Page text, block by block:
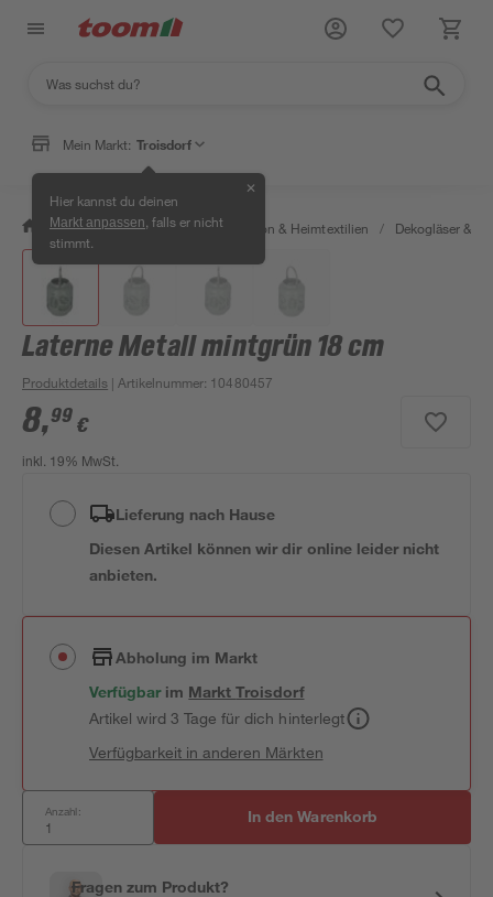
Mein Markt: Troisdorf
Hier kannst du deinen
Markt anpassen , falls er nicht
stimmt.
✕
/ Wohnen & Haushalt / Dekoration & Heimtextilien / Dekogläser &
Laterne Metall mintgrün 18 cm
Produktdetails | Artikelnummer: 10480457
8,99 €
inkl. 19% MwSt.
Lieferung nach Hause
Diesen Artikel können wir dir online leider nicht
anbieten.
Abholung im Markt
Verfügbar im MarktTroisdorf
Artikel wird 3 Tage für dich hinterlegt
Verfügbarkeit in anderen Märkten
Anzahl: In den Warenkorb
Fragen zum Produkt?